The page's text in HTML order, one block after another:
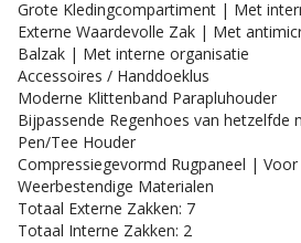
Grote Kledingcompartiment | Met
Externe Waardevolle Zak | Met
Balzak | Met interne organisatie
Accessoires / Handdoeklus
Moderne Klittenband Parapluhouder
Bijpassende Regenhoes van hetzelfde
Pen/Tee Houder
Compressiegevormd Rugpaneel |
Weerbestendige Materialen
Totaal Externe Zakken: 7
Totaal Interne Zakken: 2